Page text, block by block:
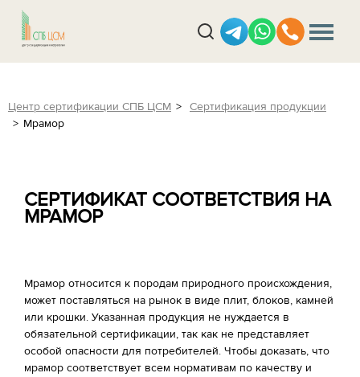
Центр сертификации СПБ ЦСМ
Сертификация продукции
Мрамор
СЕРТИФИКАТ СООТВЕТСТВИЯ НА
МРАМОР
Мрамор относится к породам природного происхождения,
может поставляться на рынок в виде плит, блоков, камней
или крошки. Указанная продукция не нуждается в
обязательной сертификации, так как не представляет
особой опасности для потребителей. Чтобы доказать, что
мрамор соответствует всем нормативам по качеству и